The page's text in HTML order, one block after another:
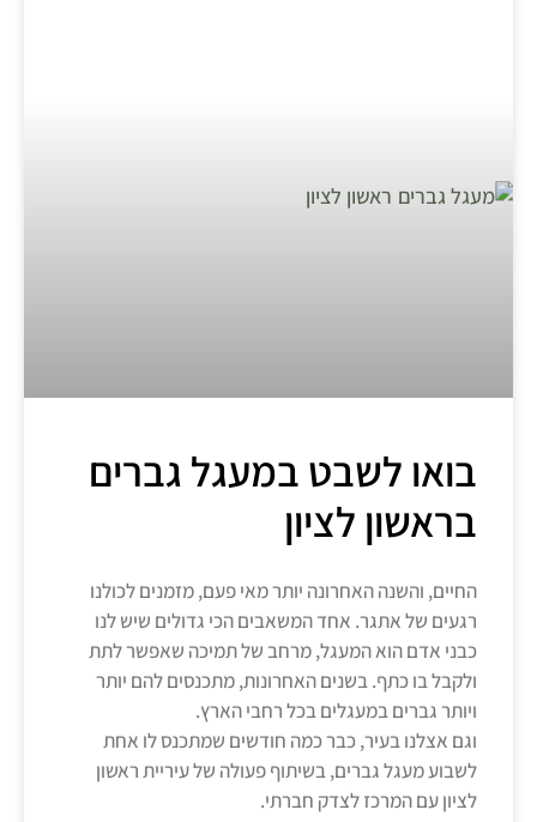
בואו לשבט במעגל גברים
בראשון לציון
החיים, והשנה האחרונה יותר מאי פעם, מזמנים לכולנו
רגעים של אתגר. אחד המשאבים הכי גדולים שיש לנו
כבני אדם הוא המעגל, מרחב של תמיכה שאפשר לתת
ולקבל בו כתף. בשנים האחרונות, מתכנסים להם יותר
ויותר גברים במעגלים בכל רחבי הארץ.
וגם אצלנו בעיר, כבר כמה חודשים שמתכנס לו אחת
לשבוע מעגל גברים, בשיתוף פעולה של עיריית ראשון
לציון עם המרכז לצדק חברתי.